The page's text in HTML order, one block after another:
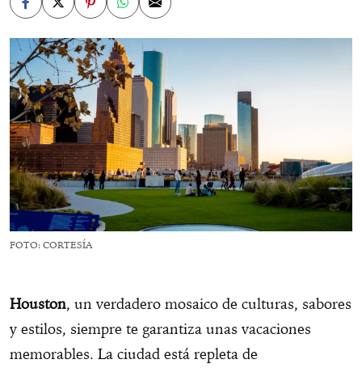
FOTO: CORTESÍA
Houston, un verdadero mosaico de culturas, sabores
y estilos, siempre te garantiza unas vacaciones
memorables. La ciudad está repleta de